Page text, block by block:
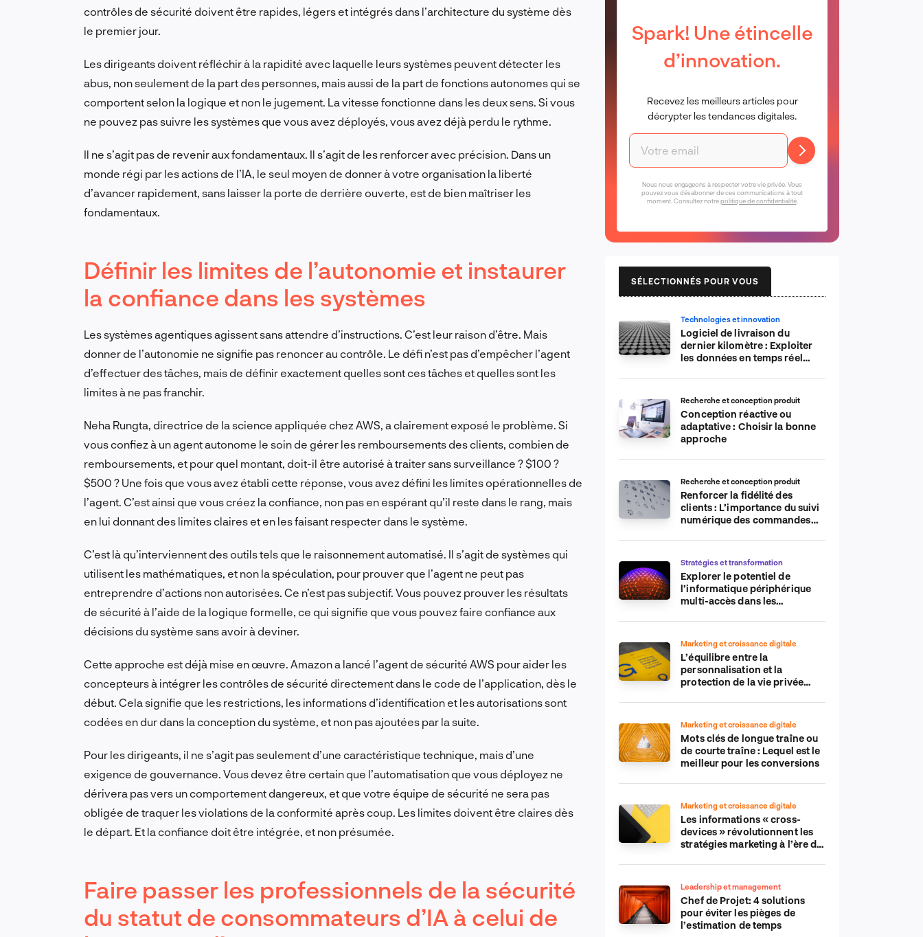
contrôles de sécurité doivent être rapides, légers et intégrés dans l’architecture du système dès
le premier jour.
Les dirigeants doivent réfléchir à la rapidité avec laquelle leurs systèmes peuvent détecter les
abus, non seulement de la part des personnes, mais aussi de la part de fonctions autonomes qui se
comportent selon la logique et non le jugement. La vitesse fonctionne dans les deux sens. Si vous
ne pouvez pas suivre les systèmes que vous avez déployés, vous avez déjà perdu le rythme.
Il ne s’agit pas de revenir aux fondamentaux. Il s’agit de les renforcer avec précision. Dans un
monde régi par les actions de l’IA, le seul moyen de donner à votre organisation la liberté
d’avancer rapidement, sans laisser la porte de derrière ouverte, est de bien maîtriser les
fondamentaux.
Définir les limites de l’autonomie et instaurer
la confiance dans les systèmes
Les systèmes agentiques agissent sans attendre d’instructions. C’est leur raison d’être. Mais
donner de l’autonomie ne signifie pas renoncer au contrôle. Le défi n’est pas d’empêcher l’agent
d’effectuer des tâches, mais de définir exactement quelles sont ces tâches et quelles sont les
limites à ne pas franchir.
Neha Rungta, directrice de la science appliquée chez AWS, a clairement exposé le problème. Si
vous confiez à un agent autonome le soin de gérer les remboursements des clients, combien de
remboursements, et pour quel montant, doit-il être autorisé à traiter sans surveillance ? $100 ?
$500 ? Une fois que vous avez établi cette réponse, vous avez défini les limites opérationnelles de
l’agent. C’est ainsi que vous créez la confiance, non pas en espérant qu’il reste dans le rang, mais
en lui donnant des limites claires et en les faisant respecter dans le système.
C’est là qu’interviennent des outils tels que le raisonnement automatisé. Il s’agit de systèmes qui
utilisent les mathématiques, et non la spéculation, pour prouver que l’agent ne peut pas
entreprendre d’actions non autorisées. Ce n’est pas subjectif. Vous pouvez prouver les résultats
de sécurité à l’aide de la logique formelle, ce qui signifie que vous pouvez faire confiance aux
décisions du système sans avoir à deviner.
Cette approche est déjà mise en œuvre. Amazon a lancé l’agent de sécurité AWS pour aider les
concepteurs à intégrer les contrôles de sécurité directement dans le code de l’application, dès le
début. Cela signifie que les restrictions, les informations d’identification et les autorisations sont
codées en dur dans la conception du système, et non pas ajoutées par la suite.
Pour les dirigeants, il ne s’agit pas seulement d’une caractéristique technique, mais d’une
exigence de gouvernance. Vous devez être certain que l’automatisation que vous déployez ne
dérivera pas vers un comportement dangereux, et que votre équipe de sécurité ne sera pas
obligée de traquer les violations de la conformité après coup. Les limites doivent être claires dès
le départ. Et la confiance doit être intégrée, et non présumée.
Faire passer les professionnels de la sécurité
du statut de consommateurs d’IA à celui de
Spark! Une étincelle
d’innovation.
Recevez les meilleurs articles pour
décrypter les tendances digitales.
Nous nous engageons à respecter votre vie privée. Vous
pouvez vous désabonner de ces communications à tout
moment. Consultez notrepolitique de confidentialité.
SÉLECTIONNÉS POUR VOUS
Technologies et innovation
Logiciel de livraison du
dernier kilomètre : Exploiter
les données en temps réel
Recherche et conception produit
Conception réactive ou
adaptative : Choisir la bonne
approche
Recherche et conception produit
Renforcer la fidélité des
clients : L’importance du suivi
numérique des commandes
commerce électronique
Stratégies et transformation
Explorer le potentiel de
l’informatique périphérique
multi-accès dans les
Marketing et croissance digitale
L’équilibre entre la
personnalisation et la
protection de la vie privée
Marketing et croissance digitale
Mots clés de longue traîne ou
de courte traîne : Lequel est le
meilleur pour les conversions
Marketing et croissance digitale
Les informations « cross-
devices » révolutionnent les
stratégies marketing à l’ère du
Leadership et management
Chef de Projet: 4 solutions
pour éviter les pièges de
l’estimation de temps